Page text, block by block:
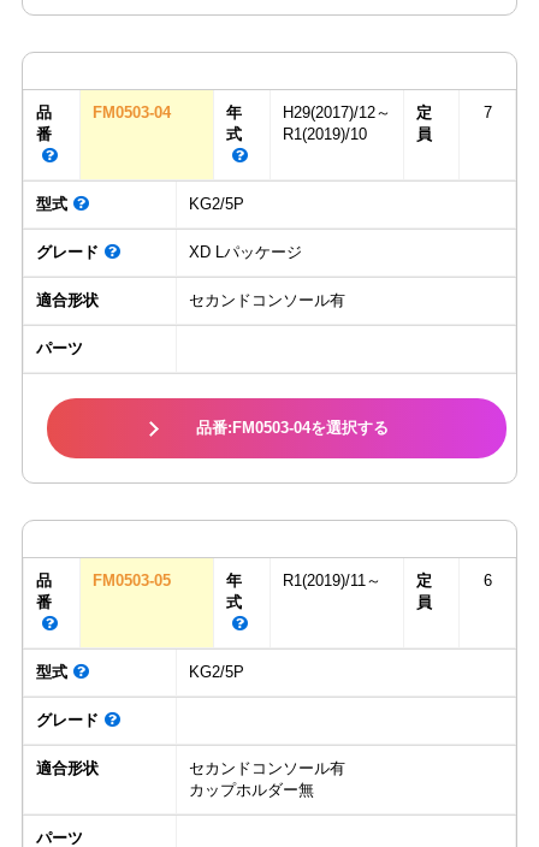
品
番
FM0503-04
年
式
H29(2017)/12～
R1(2019)/10
定
員
7
型式 KG2/5P
グレード XD Lパッケージ
適合形状 セカンドコンソール有
パーツ
品番:FM0503-04を選択する
品
番
FM0503-05
年
式
R1(2019)/11～
定
員
6
型式 KG2/5P
グレード
適合形状
セカンドコンソール有
カップホルダー無
パーツ